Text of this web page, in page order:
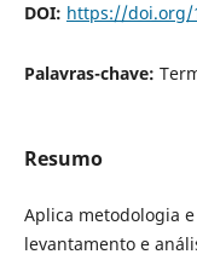
DOI: https://doi.org/
Palavras-chave:
Resumo
Aplica metodologia
levantamento e